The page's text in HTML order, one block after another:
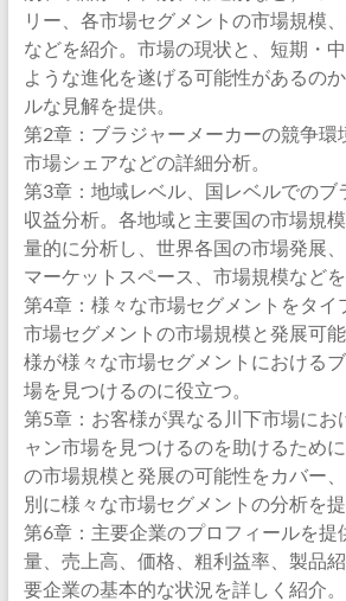
リー、各市場セグメントの市場規模
などを紹介。市場の現状と、短期・
ような進化を遂げる可能性があるの
ルな見解を提供。
第2章：ブラジャーメーカーの競争環
市場シェアなどの詳細分析。
第3章：地域レベル、国レベルでのブ
収益分析。各地域と主要国の市場規
量的に分析し、世界各国の市場発展、
マーケットスペース、市場規模などを
第4章：様々な市場セグメントをタイ
市場セグメントの市場規模と発展可
様が様々な市場セグメントにおける
場を見つけるのに役立つ。
第5章：お客様が異なる川下市場にお
ャン市場を見つけるのを助けるため
の市場規模と発展の可能性をカバー
別に様々な市場セグメントの分析を提
第6章：主要企業のプロフィールを提
量、売上高、価格、粗利益率、製品
要企業の基本的な状況を詳しく紹介。